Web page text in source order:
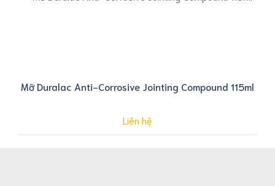
Mỡ Duralac Anti-Corrosive Jointing Compound 115ml
Liên hệ